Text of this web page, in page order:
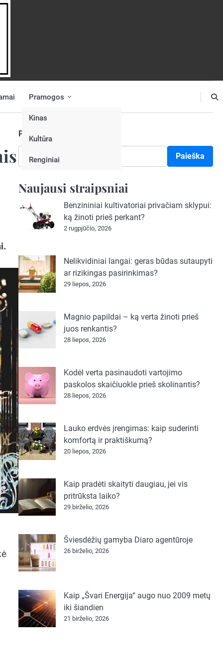
Pramogos
Kinas
Kultūra
Renginiai
Paieška
Paieška
Naujausi straipsniai
Benzininiai kultivatoriai privačiam sklypui:
ką žinoti prieš perkant?
2 rugpjūčio, 2026
Nelikvidiniai langai: geras būdas sutaupyti
ar rizikingas pasirinkimas?
29 liepos, 2026
Magnio papildai – ką verta žinoti prieš
juos renkantis?
28 liepos, 2026
Kodėl verta pasinaudoti vartojimo
paskolos skaičiuokle prieš skolinantis?
28 liepos, 2026
Lauko erdvės įrengimas: kaip suderinti
komfortą ir praktiškumą?
20 liepos, 2026
Kaip pradėti skaityti daugiau, jei vis
pritrūksta laiko?
29 birželio, 2026
Šviesdėžių gamyba Diaro agentūroje
26 birželio, 2026
Kaip „Švari Energija“ augo nuo 2009 metų
iki šiandien
21 birželio, 2026